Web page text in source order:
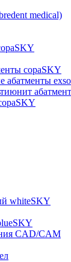
medical)
copaSKY
абатменты
whiteSKY
CAD/CAM